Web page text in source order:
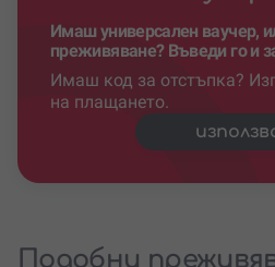
Имаш универсален ваучер,
преживяване? Въведи го и
Имаш код за отстъпка?
на плащането.
Подобни